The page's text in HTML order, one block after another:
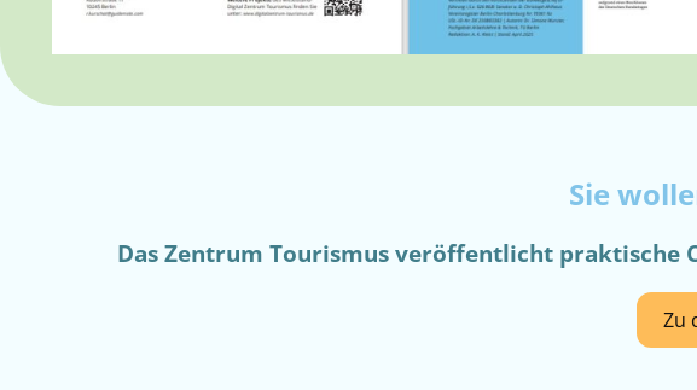
Sie
Das Zentrum Tourismus veröffentlicht praktische
Zu